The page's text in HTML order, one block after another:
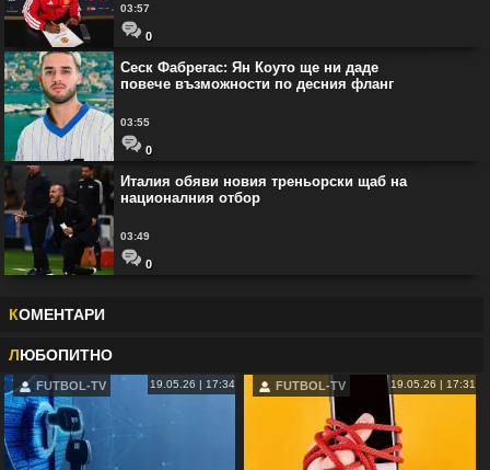
03:57
0
Сеск Фабрегас: Ян Коуто ще ни даде
повече възможности по десния фланг
03:55
0
Италия обяви новия треньорски щаб на
националния отбор
03:49
0
КОМЕНТАРИ
ЛЮБОПИТНО
FUTBOL-TV 19.05.26 | 17:34 FUTBOL-TV 19.05.26 | 17:31